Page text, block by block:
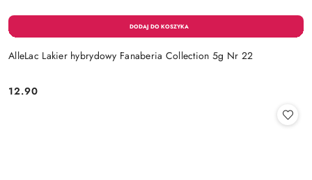
AlleLac Lakier hybrydowy Fanaberia Collection 5g Nr 22
Cena:
12.90